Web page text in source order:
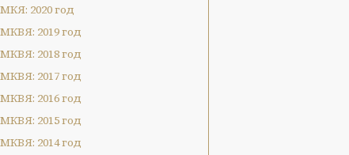
2020 год
2019 год
2018 год
2017 год
2016 год
2015 год
2014 год